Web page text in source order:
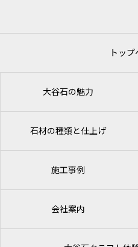
トッ
大谷石の魅力
石材の種類と仕上げ
施工事例
会社案内